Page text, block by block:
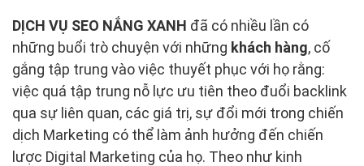
DỊCH VỤ SEO NẮNG XANH đã có nhiều lần có
những buổi trò chuyện với những khách hàng, cố
gắng tập trung vào việc thuyết phục với họ rằng:
việc quá tập trung nỗ lực ưu tiên theo đuổi backlink
qua sự liên quan, các giá trị, sự đổi mới trong chiến
dịch Marketing có thể làm ảnh hưởng đến chiến
lược Digital Marketing của họ. Theo như kinh